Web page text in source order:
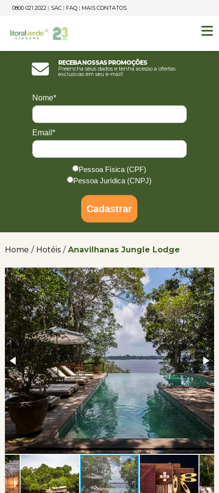
0800 021 2022 | SAC | FAQ | MAIS CONTATOS
Receba nossas promoções
Preencha seus dados e tenha acesso a ofertas
exclusivas em seu e-mail!
Nome*
Email*
Pessoa Física (CPF)
Pessoa Jurídica (CNPJ)
Cadastrar
Home / Hotéis / Anavilhanas Jungle Lodge